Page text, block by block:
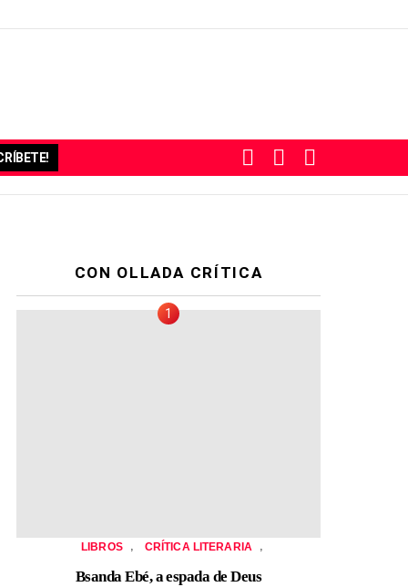
SWITCH
SKIN
BUSCAR
CON OLLADA CRÍTICA
LIBROS , CRÍTICA LITERARIA ,
Bsanda Ebé, a espada de Deus